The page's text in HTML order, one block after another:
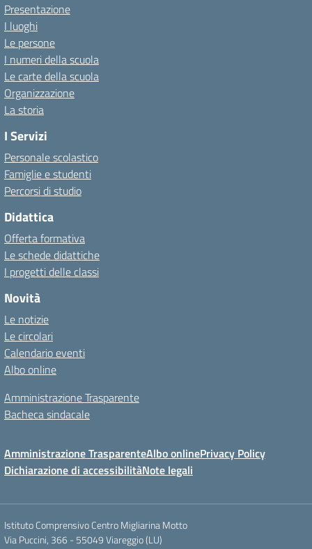
Presentazione
I luoghi
Le persone
I numeri della scuola
Le carte della scuola
Organizzazione
La storia
I Servizi
Personale scolastico
Famiglie e studenti
Percorsi di studio
Didattica
Offerta formativa
Le schede didattiche
I progetti delle classi
Novità
Le notizie
Le circolari
Calendario eventi
Albo online
Amministrazione Trasparente
Bacheca sindacale
Amministrazione TrasparenteAlbo onlinePrivacy Policy
Dichiarazione di accessibilitàNote legali
Istituto Comprensivo Centro Migliarina Motto
Via Puccini, 366 - 55049 Viareggio (LU)